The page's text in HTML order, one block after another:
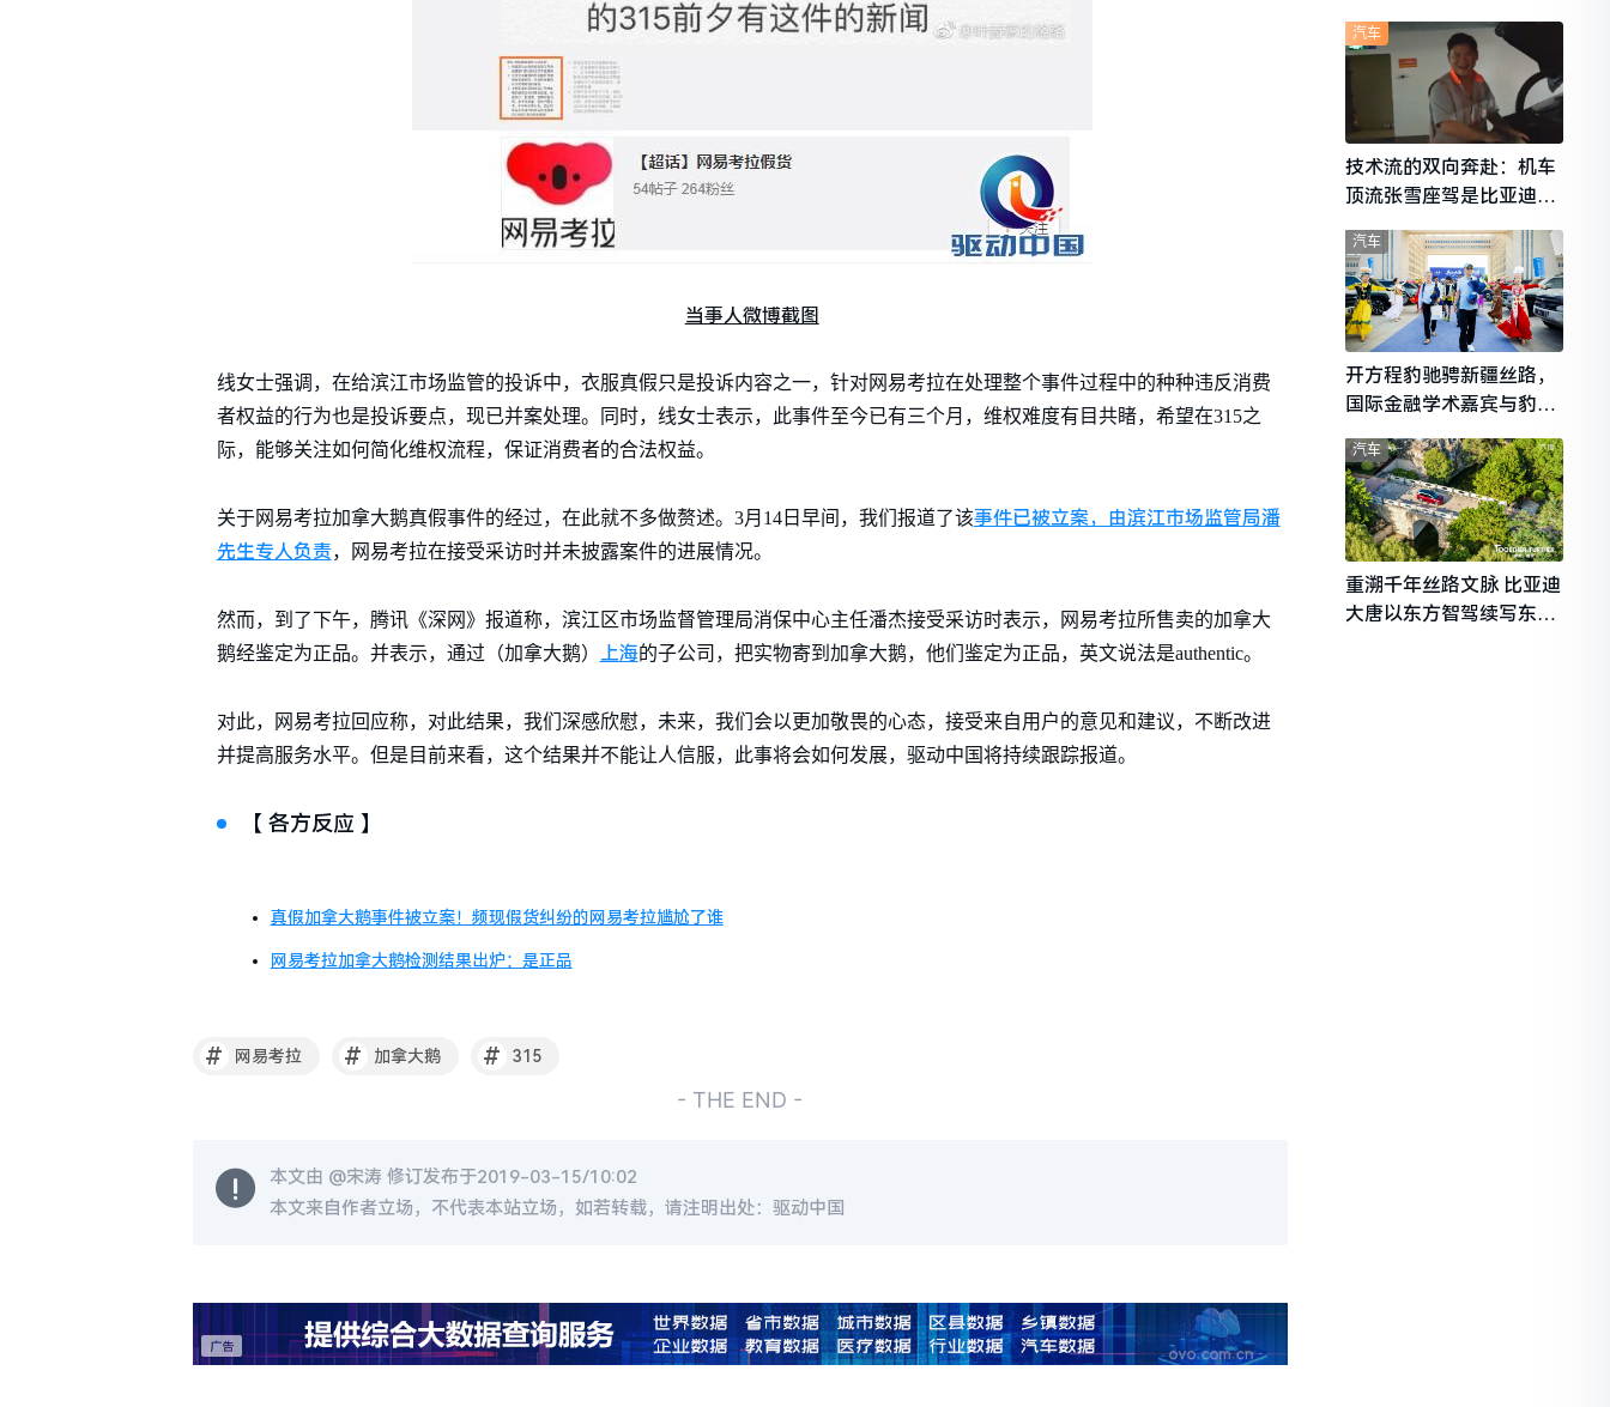
当事人微博截图
线女士强调，在给滨江市场监管的投诉中，衣服真假只是投诉内容之一，针对网易考拉在处理整个事件过程中的种种违反消费
者权益的行为也是投诉要点，现已并案处理。同时，线女士表示，此事件至今已有三个月，维权难度有目共睹，希望在315之
际，能够关注如何简化维权流程，保证消费者的合法权益。
关于网易考拉加拿大鹅真假事件的经过，在此就不多做赘述。3月14日早间，我们报道了该事件已被立案，由滨江市场监管局潘
先生专人负责，网易考拉在接受采访时并未披露案件的进展情况。
然而，到了下午，腾讯《深网》报道称，滨江区市场监督管理局消保中心主任潘杰接受采访时表示，网易考拉所售卖的加拿大
鹅经鉴定为正品。并表示，通过（加拿大鹅） 上海的子公司，把实物寄到加拿大鹅，他们鉴定为正品，英文说法是authentic。
对此，网易考拉回应称，对此结果，我们深感欣慰，未来，我们会以更加敬畏的心态，接受来自用户的意见和建议，不断改进
并提高服务水平。但是目前来看，这个结果并不能让人信服，此事将会如何发展，驱动中国将持续跟踪报道。
【 各方反应 】
真假加拿大鹅事件被立案！频现假货纠纷的网易考拉尴尬了谁
网易考拉加拿大鹅检测结果出炉：是正品
# 网易考拉 # 加拿大鹅 # 315
- THE END -
本文由 @宋涛 修订发布于2019-03-15/10:02
本文来自作者立场，不代表本站立场，如若转载，请注明出处：驱动中国
技术流的双向奔赴：机车
顶流张雪座驾是比亚迪秦
L
汽车
开方程豹驰骋新疆丝路，
国际金融学术嘉宾与豹友
共赴山海热爱
汽车
重溯千年丝路文脉 比亚迪
大唐以东方智驾续写东西
汽车